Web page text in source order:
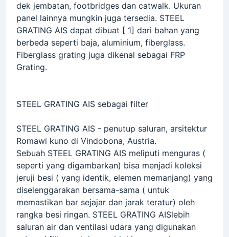
dek jembatan, footbridges dan catwalk. Ukuran
panel lainnya mungkin juga tersedia. STEEL
GRATING AIS dapat dibuat [ 1] dari bahan yang
berbeda seperti baja, aluminium, fiberglass.
Fiberglass grating juga dikenal sebagai FRP
Grating.
STEEL GRATING AIS sebagai filter
STEEL GRATING AIS - penutup saluran, arsitektur
Romawi kuno di Vindobona, Austria.
Sebuah STEEL GRATING AIS meliputi menguras (
seperti yang digambarkan) bisa menjadi koleksi
jeruji besi ( yang identik, elemen memanjang) yang
diselenggarakan bersama-sama ( untuk
memastikan bar sejajar dan jarak teratur) oleh
rangka besi ringan. STEEL GRATING AISlebih
saluran air dan ventilasi udara yang digunakan